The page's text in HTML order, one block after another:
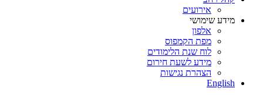
אירועים
מידע שימושי
אלפון
מפת הקמפוס
לוח שנת הלימודים
מידע לשעת חירום
הצהרת נגישות
English